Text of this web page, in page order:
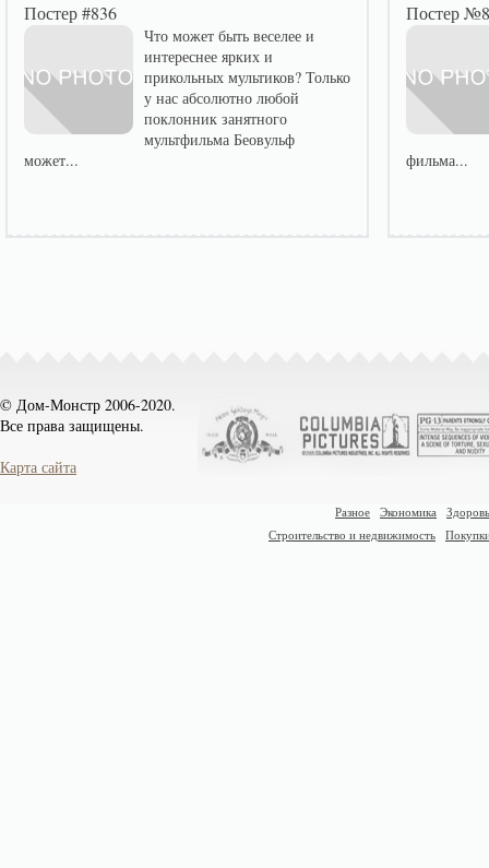
Постер #836
Что может быть веселее и
интереснее ярких и
прикольных мультиков? Только
у нас абсолютно любой
поклонник занятного
мультфильма Беовульф
может...
Постер
фильма...
© Дом-Монстр 2006-2020.
Все права защищены.
Карта сайта
Разное Экономика
Строительство и недвижимость